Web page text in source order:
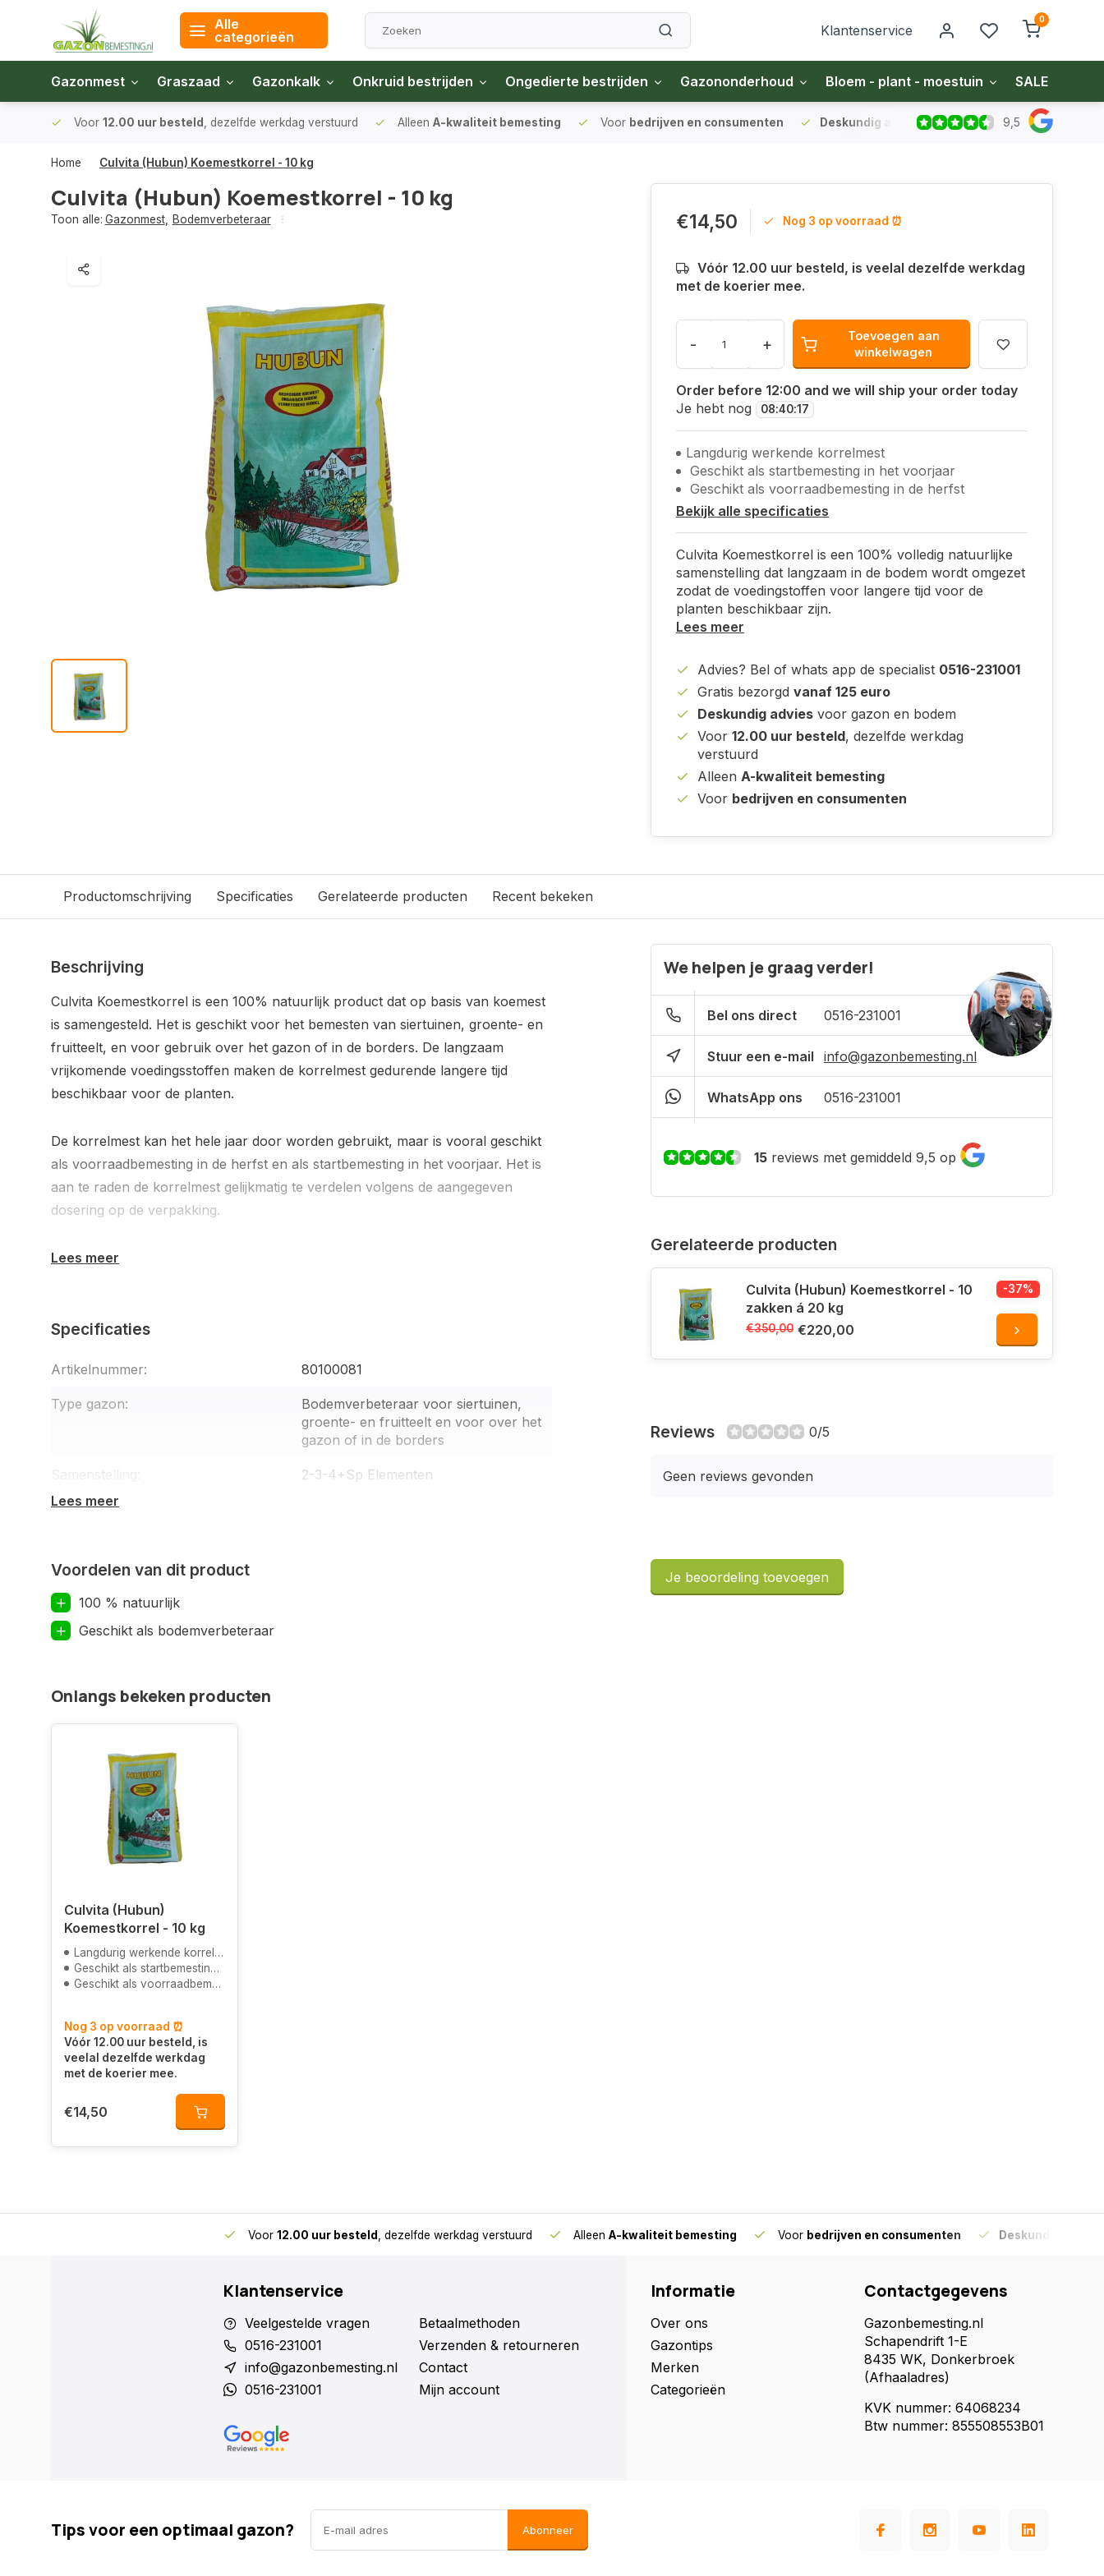
Alle
categorieën
Klantenservice
0
Gazonmest Graszaad Gazonkalk Onkruid bestrijden Ongedierte bestrijden Gazononderhoud Bloem - plant - moestuin SALE
Voor 12.00 uur besteld , dezelfde werkdag verstuurd Alleen A-kwaliteit bemesting Voor bedrijven en consumenten Deskundig adviesvoor gazon en bodem
9,5
Home Culvita (Hubun) Koemestkorrel - 10 kg
Culvita (Hubun) Koemestkorrel - 10 kg
Toon alle: Gazonmest, Bodemverbeteraar €14,50 Nog 3 op voorraad ⏰
Vóór 12.00 uur besteld, is veelal dezelfde werkdag
met de koerier mee.
- +
Toevoegen aan
winkelwagen
Order before 12:00 and we will ship your order today
Je hebt nog
08:40:17
Langdurig werkende korrelmest
Geschikt als startbemesting in het voorjaar
Geschikt als voorraadbemesting in de herfst
Bekijk alle specificaties
Culvita Koemestkorrel is een 100% volledig natuurlijke
samenstelling dat langzaam in de bodem wordt omgezet
zodat de voedingstoffen voor langere tijd voor de
planten beschikbaar zijn.
Lees meer
Advies? Bel of whats app de specialist 0516-231001
Gratis bezorgd vanaf 125 euro
Deskundig advies voor gazon en bodem
Voor 12.00 uur besteld, dezelfde werkdag
verstuurd
Alleen A-kwaliteit bemesting
Voor bedrijven en consumenten
Productomschrijving Specificaties Gerelateerde producten Recent bekeken
Beschrijving
Culvita Koemestkorrel is een 100% natuurlijk product dat op basis van koemest
is samengesteld. Het is geschikt voor het bemesten van siertuinen, groente- en
fruitteelt, en voor gebruik over het gazon of in de borders. De langzaam
vrijkomende voedingsstoffen maken de korrelmest gedurende langere tijd
beschikbaar voor de planten.
De korrelmest kan het hele jaar door worden gebruikt, maar is vooral geschikt
als voorraadbemesting in de herfst en als startbemesting in het voorjaar. Het is
aan te raden de korrelmest gelijkmatig te verdelen volgens de aangegeven
dosering op de verpakking.
Lees meer
Specificaties
Artikelnummer: 80100081
Type gazon:
Bodemverbeteraar voor siertuinen,
groente- en fruitteelt en voor over het
gazon of in de borders
2-3-4+Sp Elementen
Lees meer
Voordelen van dit product
100 % natuurlijk
Geschikt als bodemverbeteraar
We helpen je graag verder!
Bel ons direct 0516-231001
Stuur een e-mail info@gazonbemesting.nl
WhatsApp ons 0516-231001
15 reviews met gemiddeld 9,5 op
Gerelateerde producten
Culvita (Hubun) Koemestkorrel - 10
zakken á 20 kg
€350,00 €220,00
-37%
Reviews 0/5
Geen reviews gevonden
Je beoordeling toevoegen
Onlangs bekeken producten
Culvita (Hubun)
Koemestkorrel - 10 kg
Langdurig werkende korrelmest
Geschikt als startbemesting in het voorjaar
Geschikt als voorraadbemesting in de herfst
Nog 3 op voorraad ⏰
Vóór 12.00 uur besteld, is
veelal dezelfde werkdag
met de koerier mee.
€14,50
Voor 12.00 uur besteld , dezelfde werkdag verstuurd Alleen A-kwaliteit bemesting Voor bedrijven en consumenten Deskundig advies
Klantenservice
Veelgestelde vragen
0516-231001
info@gazonbemesting.nl
0516-231001
Betaalmethoden
Verzenden & retourneren
Contact
Mijn account
Informatie
Over ons
Gazontips
Merken
Categorieën
Contactgegevens
Gazonbemesting.nl
Schapendrift 1-E
8435 WK, Donkerbroek
(Afhaaladres)
KVK nummer: 64068234
Btw nummer: 855508553B01
Tips voor een optimaal gazon? Abonneer